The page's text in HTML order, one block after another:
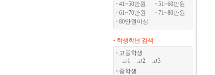
41~50만원
51~60만원
61~70만원
71~80만원
80만원이상
• 학생학년 검색
고등학생
-고1 -고2 -고3
중학생